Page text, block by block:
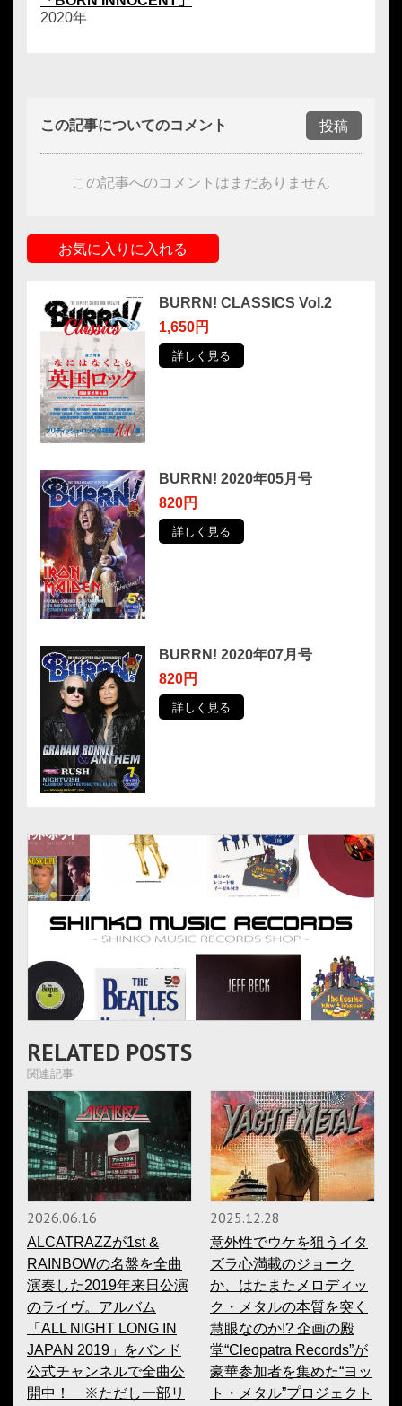
2020年
この記事についてのコメント 投稿
この記事へのコメントはまだありません
お気に入りに入れる
BURRN! CLASSICS Vol.2
1,650円
詳しく見る
BURRN! 2020年05月号
820円
詳しく見る
BURRN! 2020年07月号
820円
詳しく見る
RELATED POSTS
関連記事
2026.06.16
ALCATRAZZが1st &
RAINBOWの名盤を全曲
演奏した2019年来日公演
のライヴ。アルバム
「ALL NIGHT LONG IN
JAPAN 2019」をバンド
公式チャンネルで全曲公
開中！ ※ただし一部リ
2025.12.28
意外性でウケを狙うイタ
ズラ心満載のジョーク
か、はたまたメロディッ
ク・メタルの本質を突く
慧眼なのか!? 企画の殿
堂“Cleopatra Records”が
豪華参加者を集めた“ヨッ
ト・メタル”プロジェクト